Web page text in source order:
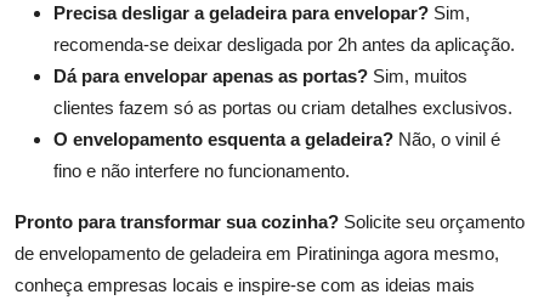
Precisa desligar a geladeira para envelopar? Sim,
recomenda-se deixar desligada por 2h antes da aplicação.
Dá para envelopar apenas as portas? Sim, muitos
clientes fazem só as portas ou criam detalhes exclusivos.
O envelopamento esquenta a geladeira? Não, o vinil é
fino e não interfere no funcionamento.
Pronto para transformar sua cozinha? Solicite seu orçamento
de envelopamento de geladeira em Piratininga agora mesmo,
conheça empresas locais e inspire-se com as ideias mais